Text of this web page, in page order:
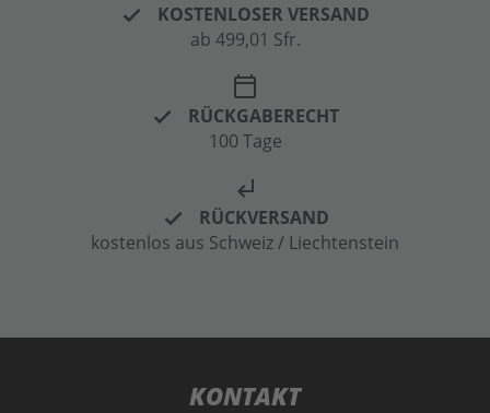
KOSTENLOSER VERSAND
ab 499,01 Sfr.
calendar_today
RÜCKGABERECHT
100 Tage
subdirectory_arrow_left
RÜCKVERSAND
kostenlos aus Schweiz / Liechtenstein
KONTAKT